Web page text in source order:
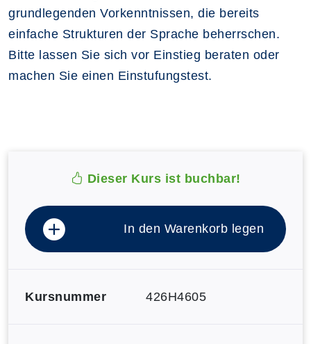
grundlegenden Vorkenntnissen, die bereits
einfache Strukturen der Sprache beherrschen.
Bitte lassen Sie sich vor Einstieg beraten oder
machen Sie einen Einstufungstest.
Dieser Kurs ist buchbar!
In den Warenkorb legen
Kursnummer 426H4605